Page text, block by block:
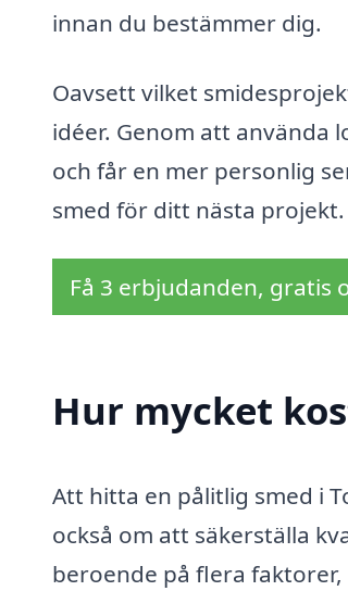
innan du bestämmer dig.
Oavsett vilket
idéer. Genom att använda
och får en mer personlig
smed för ditt nästa projekt.
Få 3 erbjudanden, gratis
Hur mycket
Att hitta en pålitlig smed i
också om att säkerställa
beroende på flera